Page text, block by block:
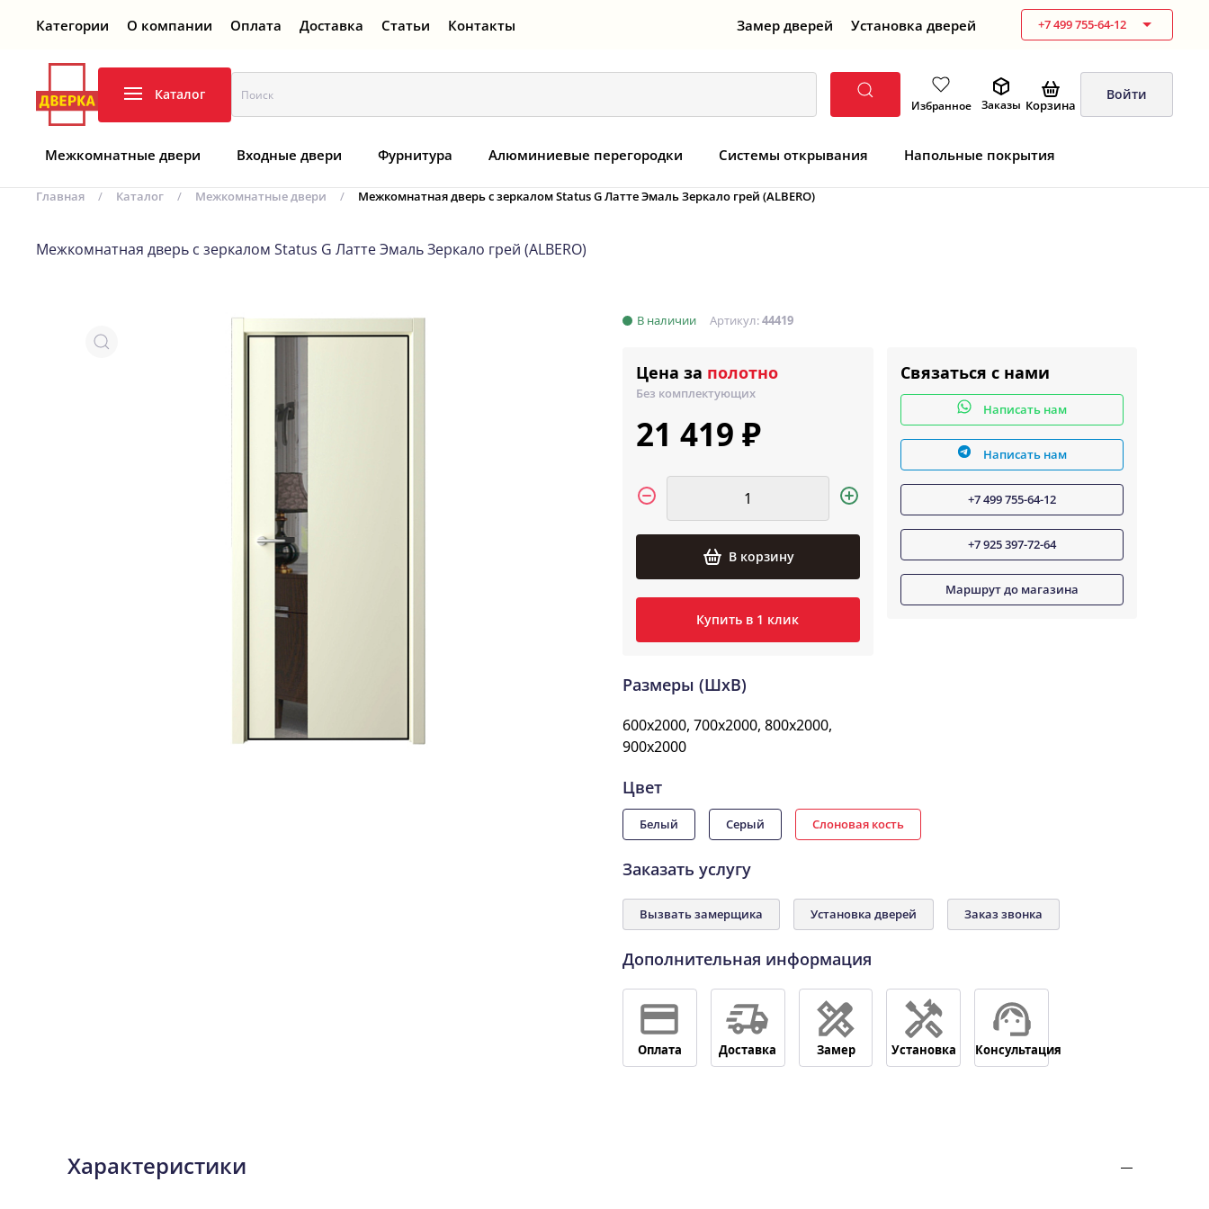
Категории О компании Оплата Доставка Статьи Контакты Замер дверей Установка дверей +7 499 755-64-12
Каталог
Избранное Заказы Корзина
Войти
Межкомнатные двери Входные двери Фурнитура Алюминиевые перегородки Системы открывания Напольные покрытия
Главная Каталог Межкомнатные двери Межкомнатная дверь с зеркалом Status G Латте Эмаль Зеркало грей (ALBERO)
Межкомнатная дверь с зеркалом Status G Латте Эмаль Зеркало грей (ALBERO)
В наличии Артикул:44419
Цена за полотно
Без комплектующих
21 419 ₽
В корзину
Купить в 1 клик
Связаться с нами
Написать нам
Написать нам
+7 499 755-64-12
+7 925 397-72-64
Маршрут до магазина
Размеры (ШxВ)
600x2000, 700x2000, 800x2000,
900x2000
Цвет
Белый Серый Слоновая кость
Заказать услугу
Вызвать замерщика Установка дверей Заказ звонка
Дополнительная информация
Оплата Доставка Замер Установка Консультация
Характеристики